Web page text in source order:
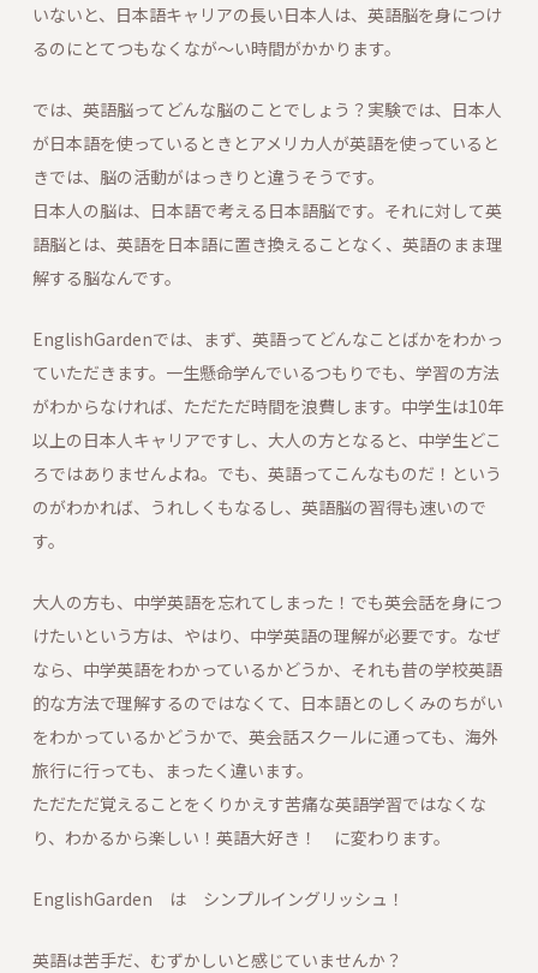
いないと、日本語キャリアの長い日本人は、英語脳を身につけ
るのにとてつもなくなが～い時間がかかります。
では、英語脳ってどんな脳のことでしょう？実験では、日本人
が日本語を使っているときとアメリカ人が英語を使っていると
きでは、脳の活動がはっきりと違うそうです。
日本人の脳は、日本語で考える日本語脳です。それに対して英
語脳とは、英語を日本語に置き換えることなく、英語のまま理
解する脳なんです。
EnglishGardenでは、まず、英語ってどんなことばかをわかっ
ていただきます。一生懸命学んでいるつもりでも、学習の方法
がわからなければ、ただただ時間を浪費します。中学生は10年
以上の日本人キャリアですし、大人の方となると、中学生どこ
ろではありませんよね。でも、英語ってこんなものだ！という
のがわかれば、うれしくもなるし、英語脳の習得も速いので
す。
大人の方も、中学英語を忘れてしまった！でも英会話を身につ
けたいという方は、やはり、中学英語の理解が必要です。なぜ
なら、中学英語をわかっているかどうか、それも昔の学校英語
的な方法で理解するのではなくて、日本語とのしくみのちがい
をわかっているかどうかで、英会話スクールに通っても、海外
旅行に行っても、まったく違います。
ただただ覚えることをくりかえす苦痛な英語学習ではなくな
り、わかるから楽しい！英語大好き！ に変わります。
EnglishGarden は シンプルイングリッシュ！
英語は苦手だ、むずかしいと感じていませんか？